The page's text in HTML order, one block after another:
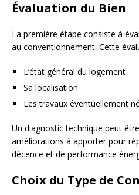
Évaluation du Bien
La première étape consiste à
au conventionnement. Cette
L’état général du logement
Sa localisation
Les travaux éventuellement
Un diagnostic technique peut
améliorations à apporter pour
décence et de performance
Choix du Type de